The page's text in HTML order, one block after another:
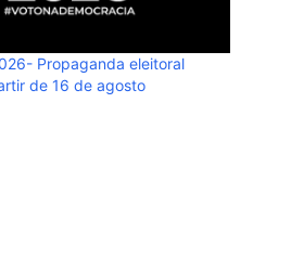
Propaganda eleitoral
de 16 de agosto